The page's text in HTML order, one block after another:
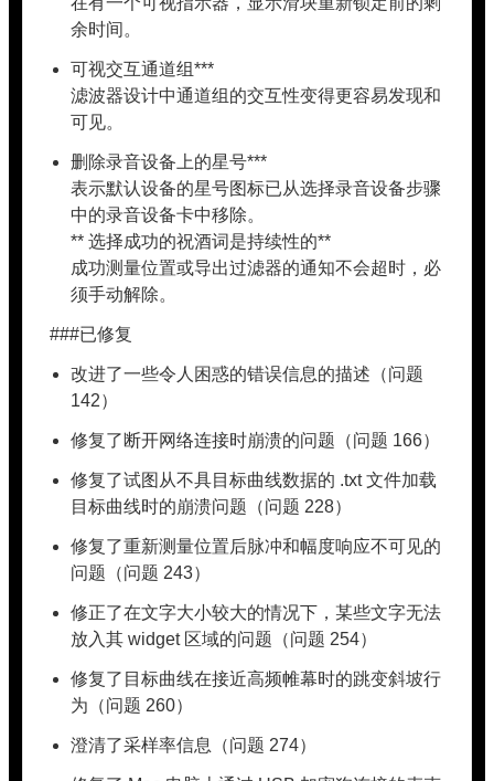
余时间。
可视交互通道组***
滤波器设计中通道组的交互性变得更容易发现和
可见。
删除录音设备上的星号***
表示默认设备的星号图标已从选择录音设备步骤
中的录音设备卡中移除。
** 选择成功的祝酒词是持续性的**
成功测量位置或导出过滤器的通知不会超时，必
须手动解除。
###已修复
改进了一些令人困惑的错误信息的描述（问题
142）
修复了断开网络连接时崩溃的问题（问题 166）
修复了试图从不具目标曲线数据的 .txt 文件加载
目标曲线时的崩溃问题（问题 228）
修复了重新测量位置后脉冲和幅度响应不可见的
问题（问题 243）
修正了在文字大小较大的情况下，某些文字无法
放入其 widget 区域的问题（问题 254）
修复了目标曲线在接近高频帷幕时的跳变斜坡行
为（问题 260）
澄清了采样率信息（问题 274）